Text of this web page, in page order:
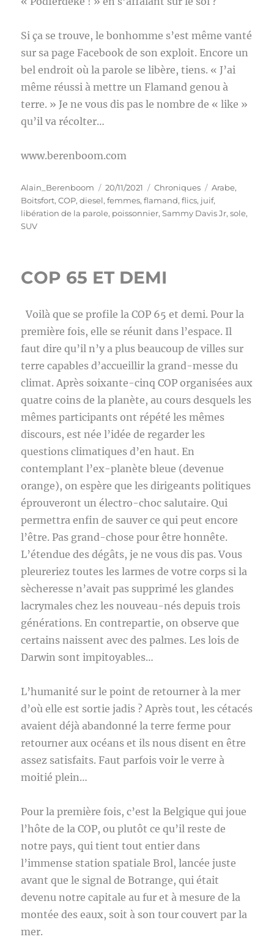
Si ça se trouve, le bonhomme s’est même vanté
sur sa page Facebook de son exploit. Encore un
bel endroit où la parole se libère, tiens. « J’ai
même réussi à mettre un Flamand genou à
terre. » Je ne vous dis pas le nombre de « like »
qu’il va récolter…
www.berenboom.com
Auteur
Alain_Berenboom
Publié
le
20/11/2021 Catégories
Chroniques Étiquettes
Arabe,
Boitsfort,COP,diesel,femmes,flamand,flics, juif,
libération de la parole, poissonnier,Sammy Davis Jr,sole,
SUV
COP 65 ET DEMI
Voilà que se profile la COP 65 et demi. Pour la
première fois, elle se réunit dans l’espace. Il
faut dire qu’il n’y a plus beaucoup de villes sur
terre capables d’accueillir la grand-messe du
climat. Après soixante-cinq COP organisées aux
quatre coins de la planète, au cours desquels les
mêmes participants ont répété les mêmes
discours, est née l’idée de regarder les
questions climatiques d’en haut. En
contemplant l’ex-planète bleue (devenue
orange), on espère que les dirigeants politiques
éprouveront un électro-choc salutaire. Qui
permettra enfin de sauver ce qui peut encore
l’être. Pas grand-chose pour être honnête.
L’étendue des dégâts, je ne vous dis pas. Vous
pleureriez toutes les larmes de votre corps si la
sècheresse n’avait pas supprimé les glandes
lacrymales chez les nouveau-nés depuis trois
générations. En contrepartie, on observe que
certains naissent avec des palmes. Les lois de
Darwin sont impitoyables…
L’humanité sur le point de retourner à la mer
d’où elle est sortie jadis ? Après tout, les cétacés
avaient déjà abandonné la terre ferme pour
retourner aux océans et ils nous disent en être
assez satisfaits. Faut parfois voir le verre à
moitié plein…
Pour la première fois, c’est la Belgique qui joue
l’hôte de la COP, ou plutôt ce qu’il reste de
notre pays, qui tient tout entier dans
l’immense station spatiale Brol, lancée juste
avant que le signal de Botrange, qui était
devenu notre capitale au fur et à mesure de la
montée des eaux, soit à son tour couvert par la
mer.